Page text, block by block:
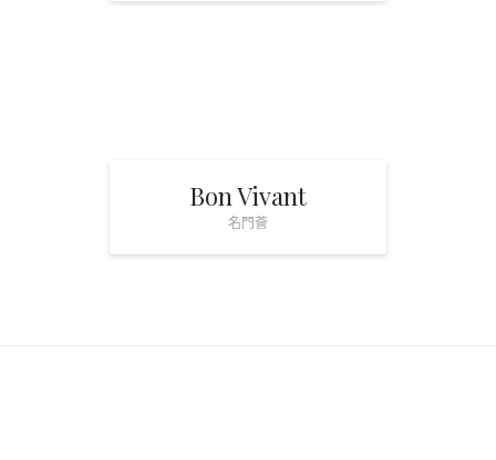
Bon Vivant
名門薈